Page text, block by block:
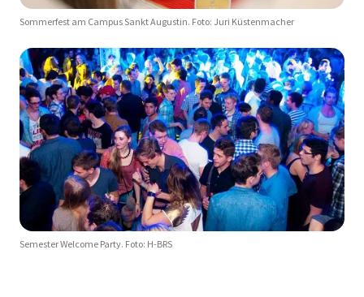
Sommerfest am Campus Sankt Augustin. Foto: Juri Küstenmacher
Semester Welcome Party. Foto: H-BRS